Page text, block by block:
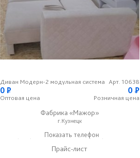
Диван Модерн-2 модульная система Арт. 10638
0P
Оптовая цена
0 P
Розничная цена
Фабрика «Мажор»
г.Кузнецк
+7 (999) 611-98-99 ☎+7 (999) 610-99-95
Показать телефон
Прайс-лист